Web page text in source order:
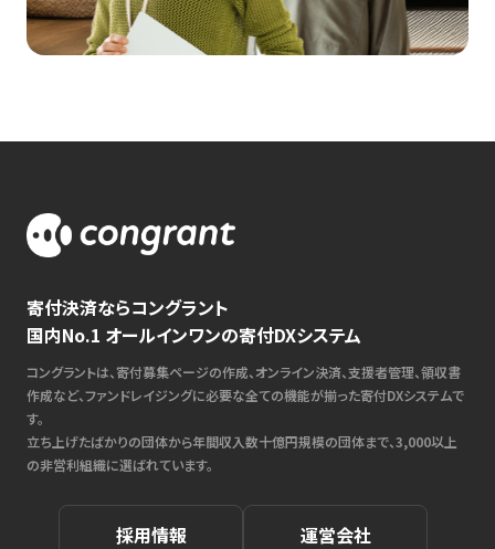
寄付決済ならコングラント
国内No.1 オールインワンの寄付DXシステム
コングラントは、寄付募集ページの作成、オンライン決済、支援者管理、領収書
作成など、ファンドレイジングに必要な全ての機能が揃った寄付DXシステムで
す。
立ち上げたばかりの団体から年間収入数十億円規模の団体まで、3,000以上
の非営利組織に選ばれています。
採用情報 運営会社